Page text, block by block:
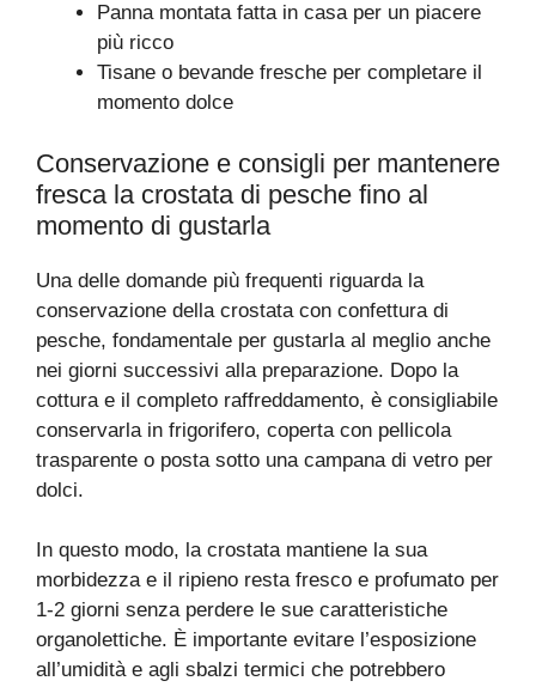
Panna montata fatta in casa per un piacere
più ricco
Tisane o bevande fresche per completare il
momento dolce
Conservazione e consigli per mantenere
fresca la crostata di pesche fino al
momento di gustarla
Una delle domande più frequenti riguarda la
conservazione della crostata con confettura di
pesche, fondamentale per gustarla al meglio anche
nei giorni successivi alla preparazione. Dopo la
cottura e il completo raffreddamento, è consigliabile
conservarla in frigorifero, coperta con pellicola
trasparente o posta sotto una campana di vetro per
dolci.
In questo modo, la crostata mantiene la sua
morbidezza e il ripieno resta fresco e profumato per
1-2 giorni senza perdere le sue caratteristiche
organolettiche. È importante evitare l’esposizione
all’umidità e agli sbalzi termici che potrebbero